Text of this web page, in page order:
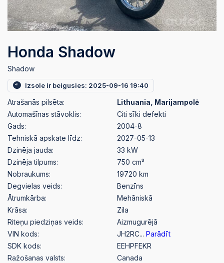
Honda Shadow
Shadow
Izsole ir beigusies: 2025-09-16 19:40
Atrašanās pilsēta:
Lithuania, Marijampolė
Automašīnas stāvoklis:
Citi sīki defekti
Gads:
2004-8
Tehniskā apskate līdz:
2027-05-13
Dzinēja jauda:
33 kW
Dzinēja tilpums:
750 cm³
Nobraukums:
19720 km
Degvielas veids:
Benzīns
Ātrumkārba:
Mehāniskā
Krāsa:
Zila
Riteņu piedziņas veids:
Aizmugurējā
VIN kods:
JH2RC... Parādīt
SDK kods:
EEHPFEKR
Ražošanas valsts:
Canada